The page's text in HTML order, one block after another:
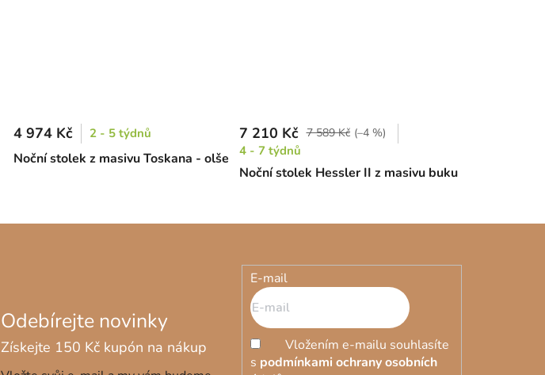
Noční stolek z masivu Toskana - olše
4 974 Kč 2 - 5 týdnů
Noční stolek Hessler II z masivu buku
7 210 Kč 7 589 Kč (–4 %)
4 - 7 týdnů
E-mail
Vložením e-mailu souhlasíte
s podmínkami ochrany osobních